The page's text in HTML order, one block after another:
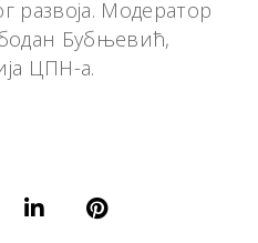
развоја. Модератор
Бубњевић,
ЦПН-а.